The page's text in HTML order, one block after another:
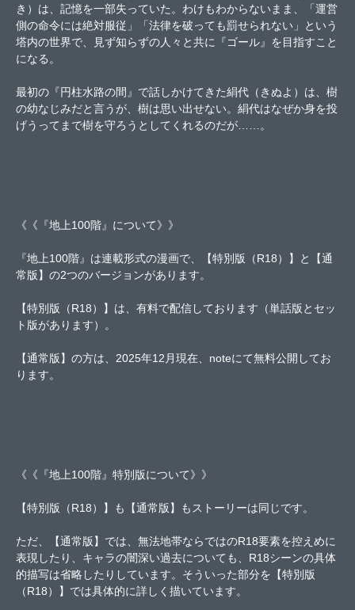
き）は、記憶を一部失っていた。わけもわからないまま、「運営
側の命令には絶対服従」「法律を破っても罰せられない」という
塔内の世界で、見ず知らずの人々と共に『ゴール』を目指すこと
になる。
最初の『円柱水路の間』で話しかけてきた絹代（きぬよ）は、樹
の幼なじみだと言うが、樹は思い出せない。絹代はなぜか身を投
げうってまで樹を守ろうとしてくれるのだが……。
《《『地上100階』について》》
『地上100階』は連載形式の漫画で、【特別版（R18）】と【通
常版】の2つのバージョンがあります。
【特別版（R18）】は、有料で配信しております（単話版とセッ
ト版があります）。
【通常版】の方は、2025年12月現在、noteにて無料公開してお
ります。
《《『地上100階』特別版について》》
【特別版（R18）】も【通常版】もストーリーは同じです。
ただ、【通常版】では、無法地帯ならではのR18要素を控えめに
表現したり、キャラの闇深い過去についても、R18シーンの具体
的描写は省略したりしています。そういった部分を【特別版
（R18）】では具体的に詳しく描いています。